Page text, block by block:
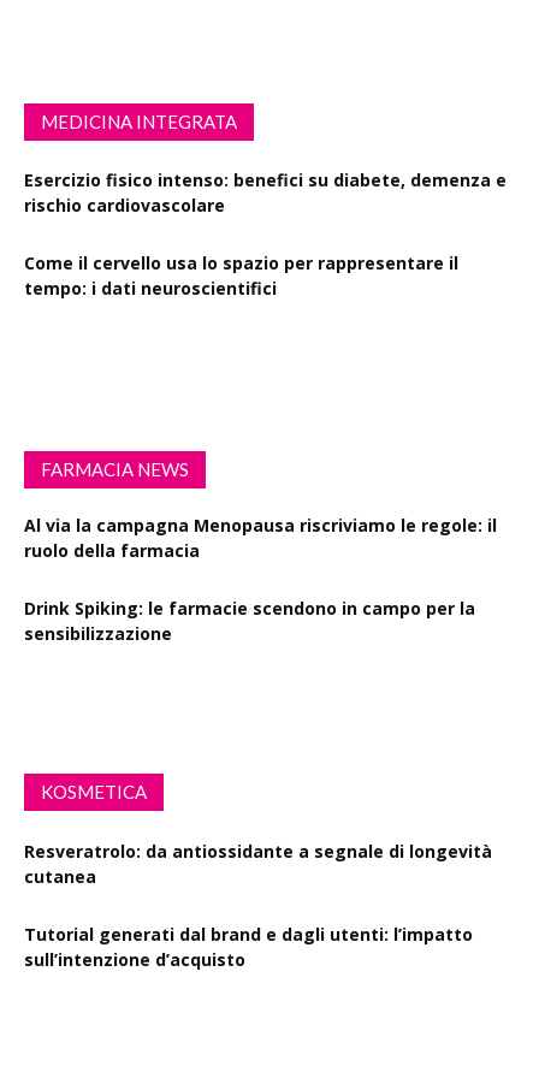
MEDICINA INTEGRATA
Esercizio fisico intenso: benefici su diabete, demenza e
rischio cardiovascolare
Come il cervello usa lo spazio per rappresentare il
tempo: i dati neuroscientifici
FARMACIA NEWS
Al via la campagna Menopausa riscriviamo le regole: il
ruolo della farmacia
Drink Spiking: le farmacie scendono in campo per la
sensibilizzazione
KOSMETICA
Resveratrolo: da antiossidante a segnale di longevità
cutanea
Tutorial generati dal brand e dagli utenti: l’impatto
sull’intenzione d’acquisto